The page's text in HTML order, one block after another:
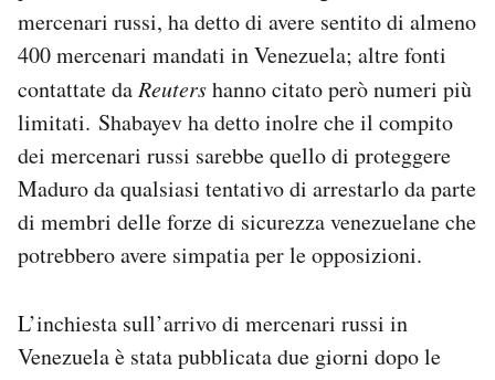
mercenari russi, ha detto di avere sentito di almeno
400 mercenari mandati in Venezuela; altre fonti
contattate daReutershanno citato però numeri più
limitati. Shabayev ha detto inolre che il compito
dei mercenari russi sarebbe quello di proteggere
Maduro da qualsiasi tentativo di arrestarlo da parte
di membri delle forze di sicurezza venezuelane che
potrebbero avere simpatia per le opposizioni.
L’inchiesta sull’arrivo di mercenari russi in
Venezuela è stata pubblicata due giorni dopo le